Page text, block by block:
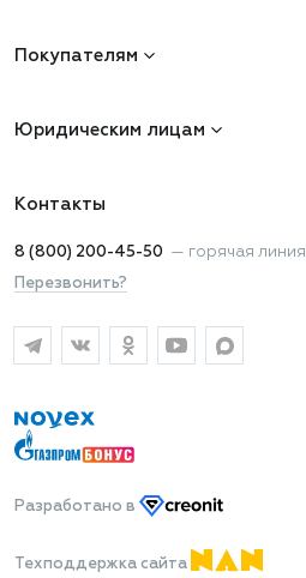
Покупателям
Юридическим лицам
Контакты
8 (800) 200-45-50 — горячая линия
Перезвонить?
Разработано в
Техподдержка сайта